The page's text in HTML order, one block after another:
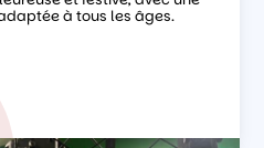
à tous les âges.